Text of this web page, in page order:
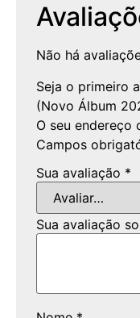
Não há
Seja o primeiro
(Novo Álbum
O seu endereço
Campos
Sua avaliação *
Sua avaliação